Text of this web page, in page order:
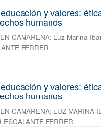
y valores:
humanos
CAMARENA; Luz Marina
FERRER
y valores:
humanos
CAMARENA; LUZ MARINA
ESCALANTE FERRER